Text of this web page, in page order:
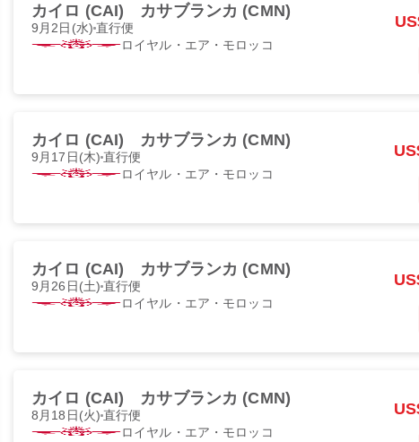
カイロ (CAI) カサブランカ (CMN)
9月2日(水) 直行便
ロイヤル・エア・モロッコ
カイロ (CAI) カサブランカ (CMN)
9月17日(木)直行便
ロイヤル・エア・モロッコ
カイロ (CAI) カサブランカ (CMN)
9月26日(土)直行便
ロイヤル・エア・モロッコ
カイロ (CAI) カサブランカ (CMN)
8月18日(火)直行便
ロイヤル・エア・モロッコ